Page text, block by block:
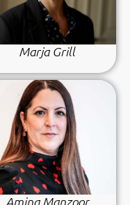
Marja Grill
Amina Manzoor